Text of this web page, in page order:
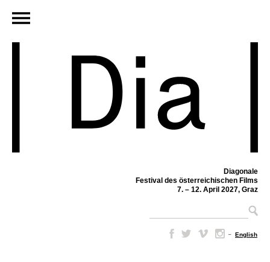
Diagonale
Festival des österreichischen Films
7. – 12. April 2027, Graz
– English